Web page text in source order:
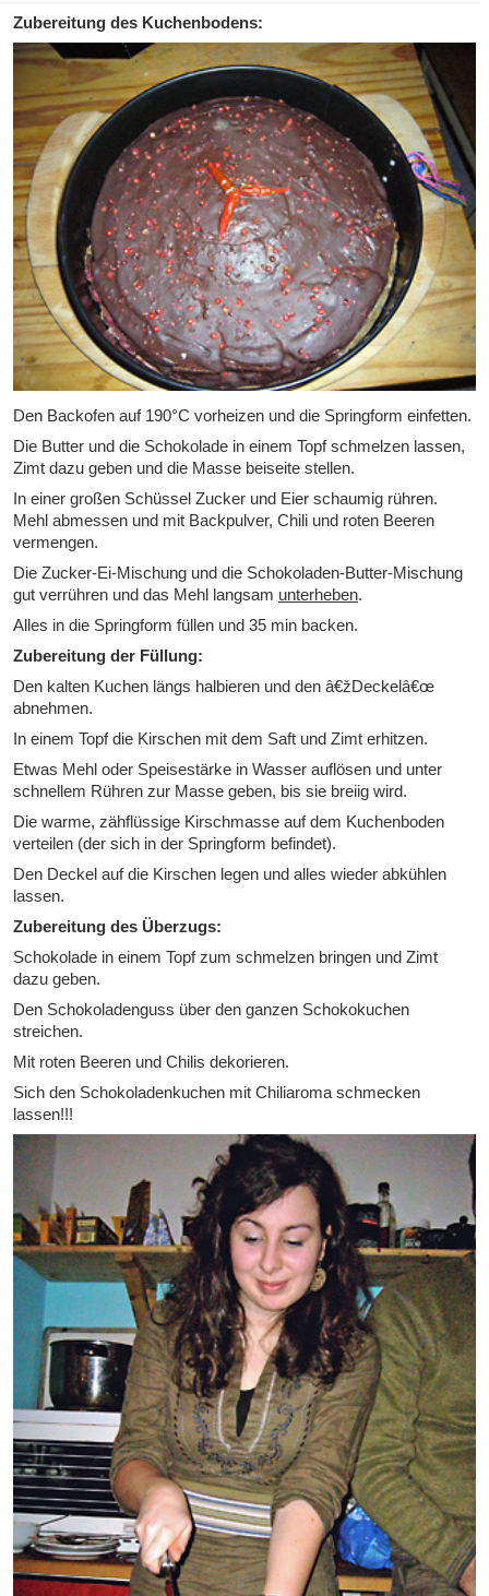
Zubereitung des Kuchenbodens:
Den Backofen auf 190°C vorheizen und die Springform einfetten.
Die Butter und die Schokolade in einem Topf schmelzen lassen,
Zimt dazu geben und die Masse beiseite stellen.
In einer großen Schüssel Zucker und Eier schaumig rühren.
Mehl abmessen und mit Backpulver, Chili und roten Beeren
vermengen.
Die Zucker-Ei-Mischung und die Schokoladen-Butter-Mischung
gut verrühren und das Mehl langsam unterheben.
Alles in die Springform füllen und 35 min backen.
Zubereitung der Füllung:
Den kalten Kuchen längs halbieren und den â€žDeckelâ€œ
abnehmen.
In einem Topf die Kirschen mit dem Saft und Zimt erhitzen.
Etwas Mehl oder Speisestärke in Wasser auflösen und unter
schnellem Rühren zur Masse geben, bis sie breiig wird.
Die warme, zähflüssige Kirschmasse auf dem Kuchenboden
verteilen (der sich in der Springform befindet).
Den Deckel auf die Kirschen legen und alles wieder abkühlen
lassen.
Zubereitung des Überzugs:
Schokolade in einem Topf zum schmelzen bringen und Zimt
dazu geben.
Den Schokoladenguss über den ganzen Schokokuchen
streichen.
Mit roten Beeren und Chilis dekorieren.
Sich den Schokoladenkuchen mit Chiliaroma schmecken
lassen!!!